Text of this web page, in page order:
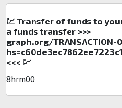
💹 Transfer of funds to
a funds transfer >>>
graph.org/TRANSACTION-
<<< 💹
8hrm00